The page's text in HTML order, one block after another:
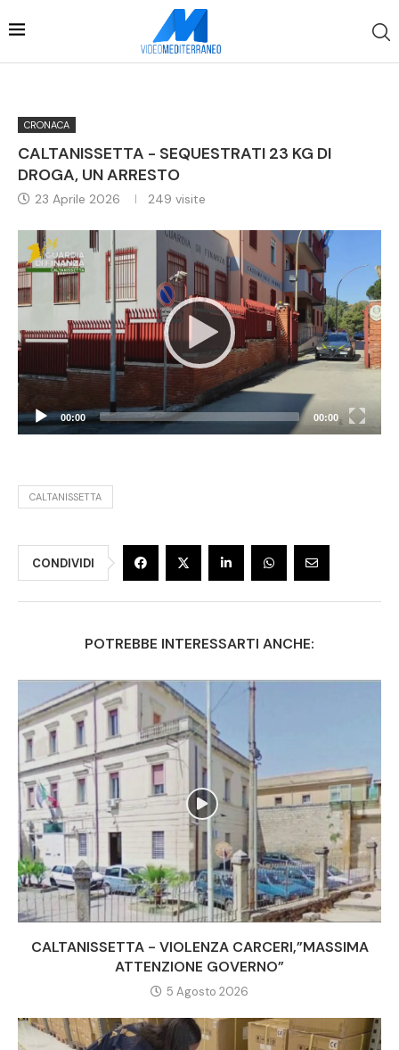
CRONACA
CALTANISSETTA - SEQUESTRATI 23 KG DI
DROGA, UN ARRESTO
23 Aprile 2026 249 visite
Video
Player
00:00 00:00
CALTANISSETTA
CONDIVIDI
POTREBBE INTERESSARTI ANCHE:
CALTANISSETTA - VIOLENZA CARCERI,”MASSIMA
ATTENZIONE GOVERNO”
5 Agosto 2026